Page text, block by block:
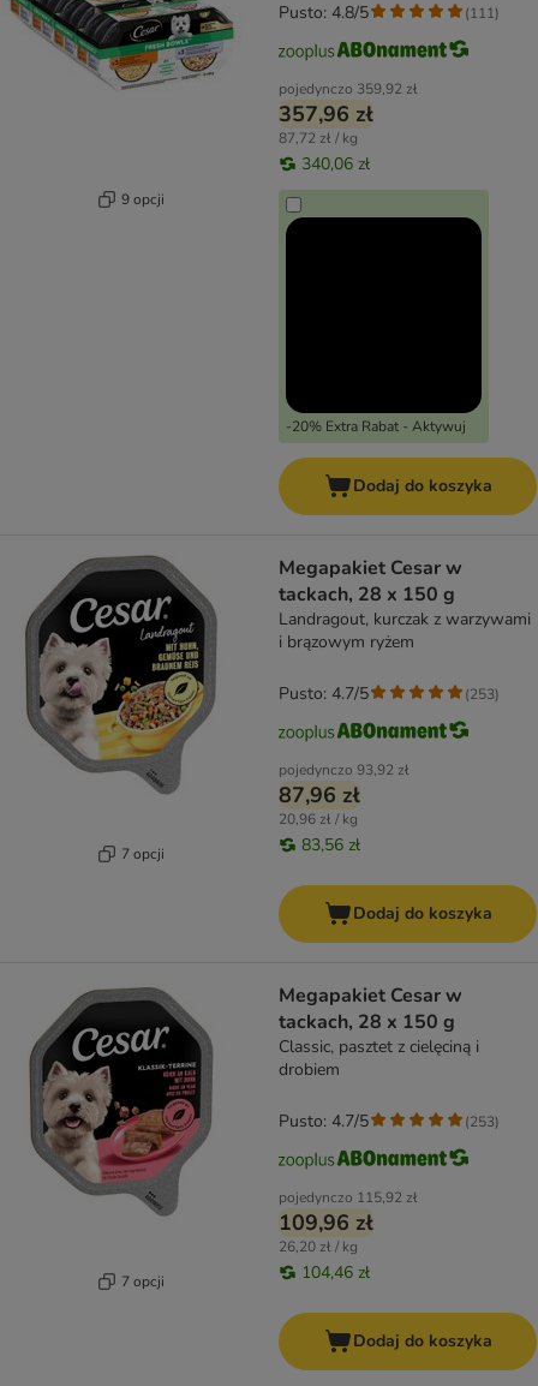
9 opcji
pojedynczo 359,92 zł
357,96 zł
87,72 zł / kg
340,06 zł
-20% Extra Rabat - Aktywuj
Pusto: 4.8/5 (111)
Dodaj do koszyka
7 opcji
Megapakiet Cesar w
tackach, 28 x 150 g
Landragout, kurczak z warzywami
i brązowym ryżem
pojedynczo 93,92 zł
87,96 zł
20,96 zł / kg
83,56 zł
Pusto: 4.7/5 (253)
Dodaj do koszyka
7 opcji
Megapakiet Cesar w
tackach, 28 x 150 g
Classic, pasztet z cielęciną i
drobiem
pojedynczo 115,92 zł
109,96 zł
26,20 zł / kg
104,46 zł
Pusto: 4.7/5 (253)
Dodaj do koszyka